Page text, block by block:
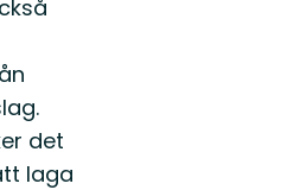
det
laga